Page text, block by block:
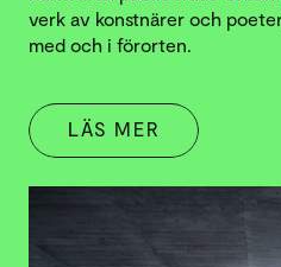
verk av konstnärer och
med och i förorten.
LÄS MER